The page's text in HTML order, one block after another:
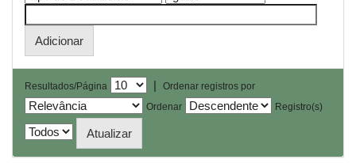
Resultados/Página |
Ordenar registros por
Ordenar
Registro(s)